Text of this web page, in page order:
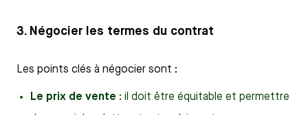
3. Négocier les termes du contrat
Les points clés à négocier sont :
Le prix de vente : il doit être équitable et permettre